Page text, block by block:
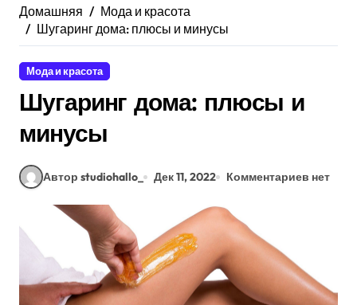
Домашняя
Мода и красота
Шугаринг дома: плюсы и минусы
Мода и красота
Шугаринг дома: плюсы и
минусы
Автор studiohallo_ Дек 11, 2022 Комментариев нет